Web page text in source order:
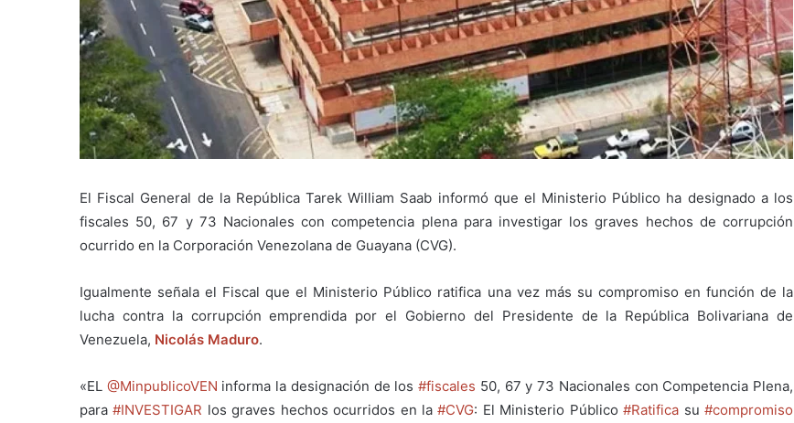
El Fiscal General de la República Tarek William Saab informó que el Ministerio Público ha designado a los
fiscales 50, 67 y 73 Nacionales con competencia plena para investigar los graves hechos de corrupción
ocurrido en la Corporación Venezolana de Guayana (CVG).
Igualmente señala el Fiscal que el Ministerio Público ratifica una vez más su compromiso en función de la
lucha contra la corrupción emprendida por el Gobierno del Presidente de la República Bolivariana de
Venezuela, Nicolás Maduro.
«EL @MinpublicoVEN informa la designación de los#fiscales 50, 67 y 73 Nacionales con Competencia Plena,
para#INVESTIGAR los graves hechos ocurridos en la#CVG: El Ministerio Público#Ratifica su#compromiso